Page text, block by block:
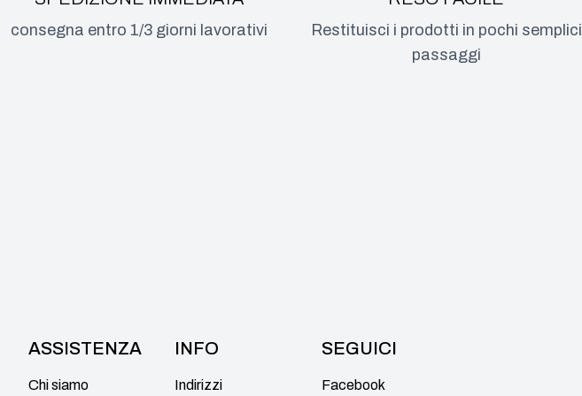
consegna entro 1/3 giorni lavorativi
Restituisci i prodotti in pochi semplici
passaggi
ASSISTENZA
Chi siamo
INFO
Indirizzi
SEGUICI
Facebook